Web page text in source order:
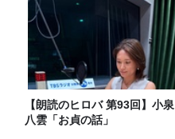
【朗読のヒロバ 第93回】小泉
八雲「お貞の話」